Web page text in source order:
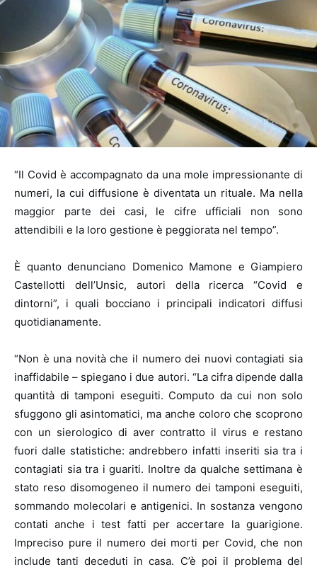
“Il Covid è accompagnato da una mole impressionante di
numeri, la cui diffusione è diventata un rituale. Ma nella
maggior parte dei casi, le cifre ufficiali non sono
attendibili e la loro gestione è peggiorata nel tempo”.
È quanto denunciano Domenico Mamone e Giampiero
Castellotti dell’Unsic, autori della ricerca “Covid e
dintorni”, i quali bocciano i principali indicatori diffusi
quotidianamente.
“Non è una novità che il numero dei nuovi contagiati sia
inaffidabile – spiegano i due autori. “La cifra dipende dalla
quantità di tamponi eseguiti. Computo da cui non solo
sfuggono gli asintomatici, ma anche coloro che scoprono
con un sierologico di aver contratto il virus e restano
fuori dalle statistiche: andrebbero infatti inseriti sia tra i
contagiati sia tra i guariti. Inoltre da qualche settimana è
stato reso disomogeneo il numero dei tamponi eseguiti,
sommando molecolari e antigenici. In sostanza vengono
contati anche i test fatti per accertare la guarigione.
Impreciso pure il numero dei morti per Covid, che non
include tanti deceduti in casa. C’è poi il problema del